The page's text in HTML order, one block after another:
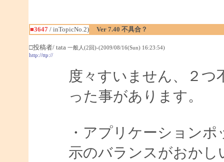
■3647/ inTopicNo.2) Ver 7.40 不具合？
□投稿者/ tata 一般人(2回)-(2009/08/16(Sun) 16:23:54)
http://ttp://
度々すいません、２つ
った事があります。
・アプリケーション
示のバランスがおかし